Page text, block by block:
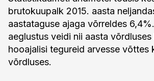
brutokuupalk 2015. aasta
aastataguse ajaga võrreldes
aeglustus veidi nii aasta võrdluses
hooajalisi tegureid arvesse võttes
võrdluses.